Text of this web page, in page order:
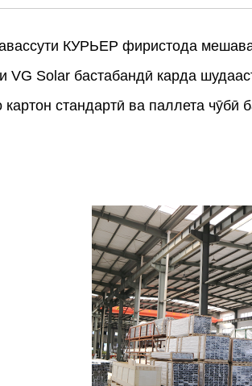
КУРЬЕР фиристода
VG Solar бастабандӣ карда
стандартӣ ва паллета чӯбӣ